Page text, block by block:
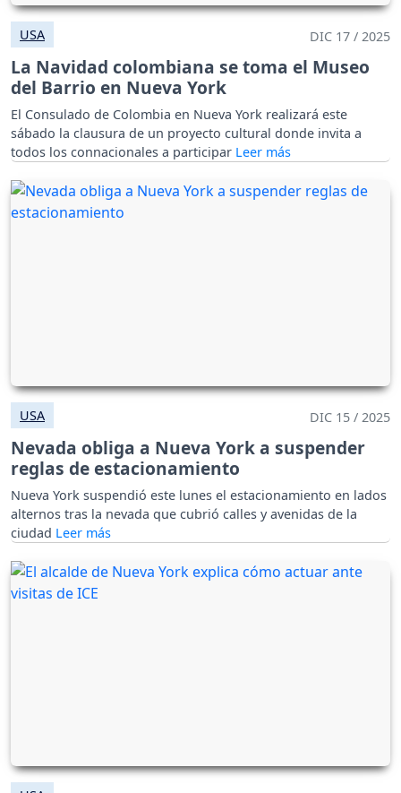
USA DIC 17 / 2025
La Navidad colombiana se toma el Museo
del Barrio en Nueva York
El Consulado de Colombia en Nueva York realizará este
sábado la clausura de un proyecto cultural donde invita a
todos los connacionales a participar
USA DIC 15 / 2025
Nevada obliga a Nueva York a suspender
reglas de estacionamiento
Nueva York suspendió este lunes el estacionamiento en lados
alternos tras la nevada que cubrió calles y avenidas de la
ciudad